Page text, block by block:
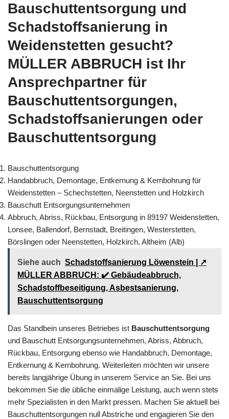
Bauschuttentsorgung und
Schadstoffsanierung in
Weidenstetten gesucht?
MÜLLER ABBRUCH ist Ihr
Ansprechpartner für
Bauschuttentsorgungen,
Schadstoffsanierungen oder
Bauschuttentsorgung
Bauschuttentsorgung
Handabbruch, Demontage, Entkernung & Kernbohrung für
Weidenstetten – Schechstetten, Neenstetten und Holzkirch
Bauschutt Entsorgungsunternehmen
Abbruch, Abriss, Rückbau, Entsorgung in 89197 Weidenstetten,
Lonsee, Ballendorf, Bernstadt, Breitingen, Westerstetten,
Börslingen oder Neenstetten, Holzkirch, Altheim (Alb)
Siehe auch Schadstoffsanierung Löwenstein | ↗️
MÜLLER ABBRUCH: ✔️ Gebäudeabbruch,
Schadstoffbeseitigung, Asbestsanierung,
Bauschuttentsorgung
Das Standbein unseres Betriebes ist Bauschuttentsorgung
und Bauschutt Entsorgungsunternehmen, Abriss, Abbruch,
Rückbau, Entsorgung ebenso wie Handabbruch, Demontage,
Entkernung & Kernbohrung. Weiterleiten möchten wir unsere
bereits langjährige Übung in unserem Service an Sie. Bei uns
bekommen Sie die übliche einmalige Leistung, auch wenn stets
mehr Spezialisten in den Markt pressen. Machen Sie aktuell bei
Bauschuttentsorgungen null Abstriche und engagieren Sie den